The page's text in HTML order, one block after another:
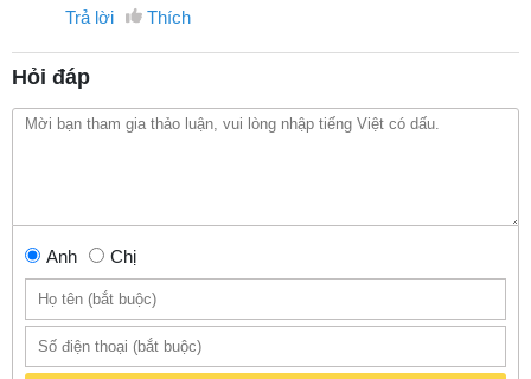
Trả lời
Thích
Hỏi đáp
Anh Chị